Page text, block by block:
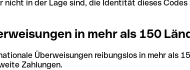
nicht in der Lage sind, die Identität dieses
in mehr als 150
Überweisungen reibungslos in mehr als
Zahlungen.